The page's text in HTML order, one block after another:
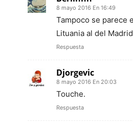
8 mayo 2016 En 16:49
Tampoco se parece
Lituania al del
Respuesta
Djorgevic
8 mayo 2016 En 20:03
Touche.
Respuesta